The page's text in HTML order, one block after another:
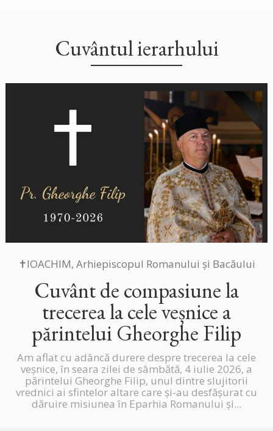
Cuvântul ierarhului
✝IOACHIM, Arhiepiscopul Romanului și Bacăului
Cuvânt de compasiune la
trecerea la cele veșnice a
părintelui Gheorghe Filip
Am aflat cu adâncă durere despre trecerea la cele
veșnice, în seara zilei de sâmbătă, 4 iulie 2026, a
părintelui Gheorghe Filip, unul dintre slujitorii
vrednici ai sfintelor altare care și-au desfășurat cu
dăruire misiunea în Eparhia Romanului și...